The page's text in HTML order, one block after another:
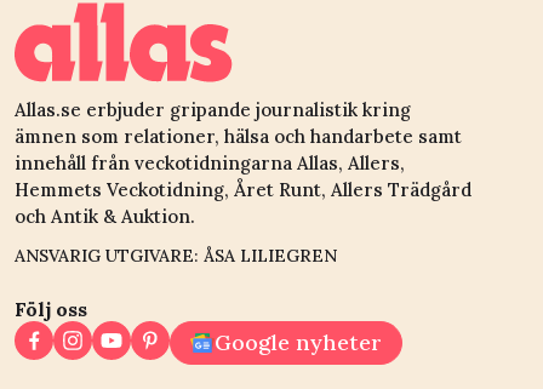
Allas.se erbjuder gripande journalistik kring
ämnen som relationer, hälsa och handarbete samt
innehåll från veckotidningarna Allas, Allers,
Hemmets Veckotidning, Året Runt, Allers Trädgård
och Antik & Auktion.
ANSVARIG UTGIVARE: ÅSA LILIEGREN
Följ oss
Google nyheter